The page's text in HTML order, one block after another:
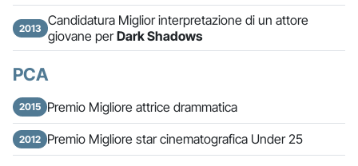
2013 Candidatura Miglior interpretazione di un attore
giovane perDark Shadows
PCA
2015 Premio Migliore attrice drammatica
2012 Premio Migliore star cinematografica Under 25